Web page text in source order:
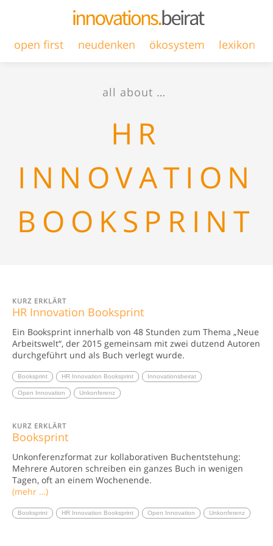
open first neudenken ökosystem lexikon
all about …
HR
INNOVATION
BOOKSPRINT
KURZ ERKLÄRT
HR Innovation Booksprint
Ein Booksprint innerhalb von 48 Stunden zum Thema „Neue
Arbeitswelt“, der 2015 gemeinsam mit zwei dutzend Autoren
durchgeführt und als Buch verlegt wurde.
Booksprint HR Innovation Booksprint Innovationsbeirat
Open Innovation Unkonferenz
KURZ ERKLÄRT
Booksprint
Unkonferenzformat zur kollaborativen Buchentstehung:
Mehrere Autoren schreiben ein ganzes Buch in wenigen
Tagen, oft an einem Wochenende.
(mehr …)
Booksprint HR Innovation Booksprint Open Innovation Unkonferenz